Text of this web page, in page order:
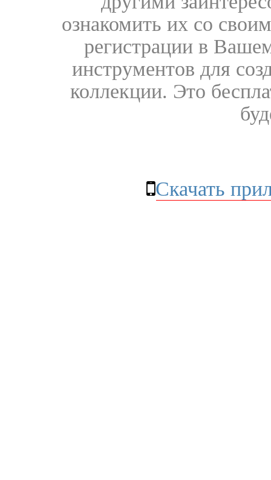
ознакомить их со
регистрации в
инструментов для
коллекции. Это
Скачать